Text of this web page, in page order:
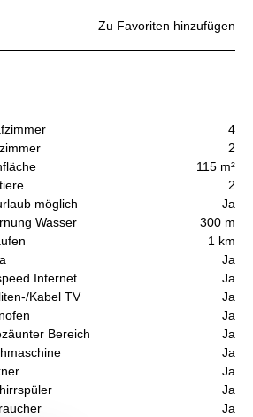
4
2
115 m²
2
möglich
Ja
Wasser
300 m
1 km
Ja
Internet
Ja
Kabel TV
Ja
Ja
Bereich
Ja
Ja
Ja
Ja
Ja
Zu Favoriten hinzufügen